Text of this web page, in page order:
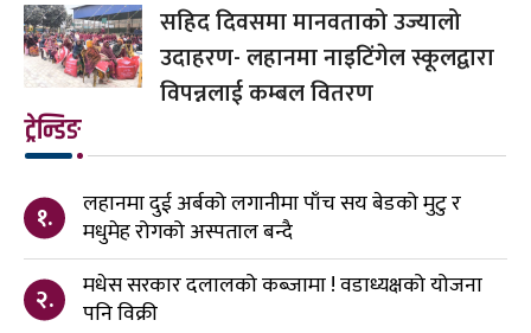
सहिद दिवसमा मानवताको उज्यालो
उदाहरण- लहानमा नाइटिंगेल स्कूलद्वारा
विपन्नलाई कम्बल वितरण
ट्रेन्डिङ
१.
लहानमा दुई अर्बको लगानीमा पाँच सय बेडको मुटु र
मधुमेह रोगको अस्पताल बन्दै
२.
मधेस सरकार दलालको कब्जामा ! वडाध्यक्षको योजना
पनि विक्री